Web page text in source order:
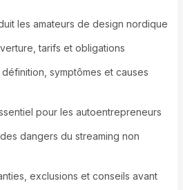
les amateurs de design nordique
tarifs et obligations
symptômes et causes
pour les autoentrepreneurs
dangers du streaming non
exclusions et conseils avant